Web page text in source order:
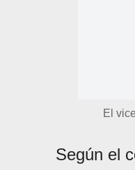
El
Según el